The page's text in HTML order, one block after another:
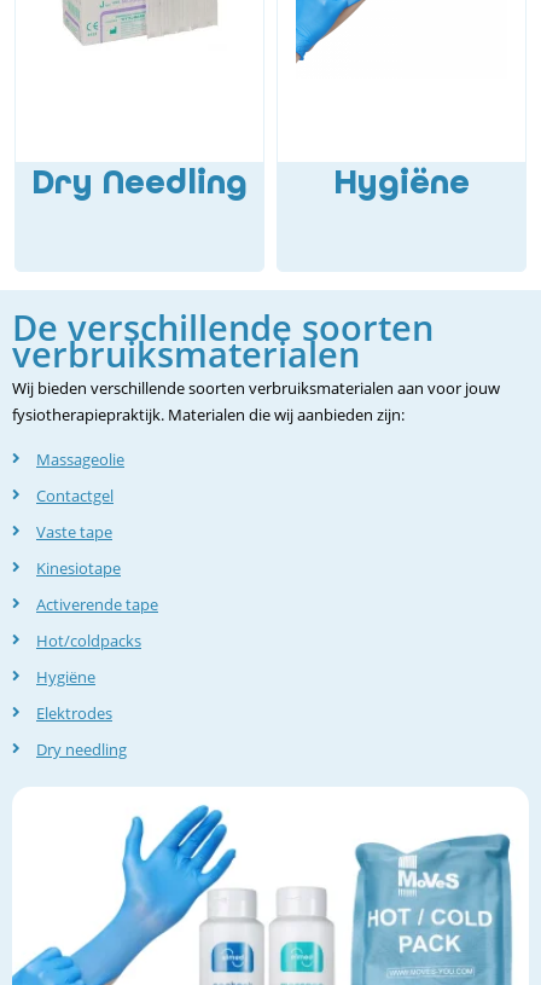
Dry Needling Hygiëne
De verschillende soorten
verbruiksmaterialen
Wij bieden verschillende soorten verbruiksmaterialen aan voor jouw
fysiotherapiepraktijk. Materialen die wij aanbieden zijn:
Massageolie
Contactgel
Vaste tape
Kinesiotape
Activerende tape
Hot/coldpacks
Hygiëne
Elektrodes
Dry needling